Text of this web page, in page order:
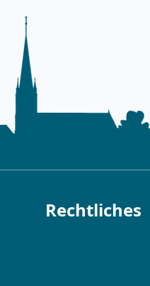
Rechtliches